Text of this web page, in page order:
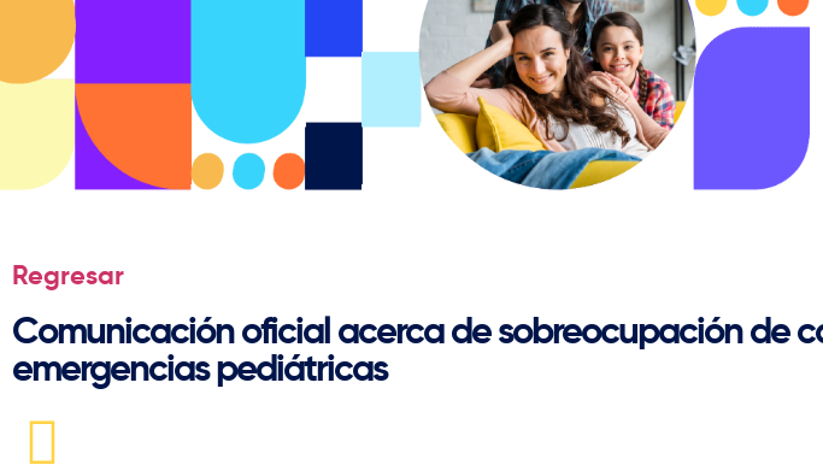
Regresar
Comunicación oficial acerca de sobreocupación de
emergencias pediátricas